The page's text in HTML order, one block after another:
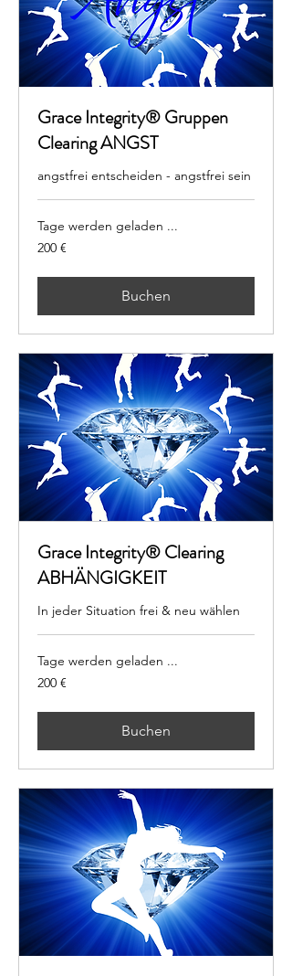
Grace Integrity® Gruppen
Clearing ANGST
angstfrei entscheiden - angstfrei sein
Tage werden geladen ...
200
Euro
200 €
Buchen
Grace Integrity® Clearing
ABHÄNGIGKEIT
In jeder Situation frei & neu wählen
Tage werden geladen ...
200
Euro
200 €
Buchen